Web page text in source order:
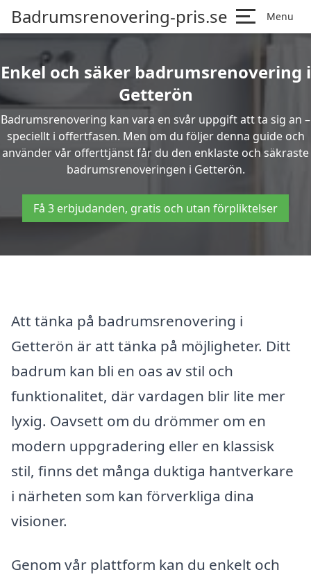
Badrumsrenovering-pris.se Menu
Enkel och säker badrumsrenovering i
Getterön
Badrumsrenovering kan vara en svår uppgift att ta sig an –
speciellt i offertfasen. Men om du följer denna guide och
använder vår offerttjänst får du den enklaste och säkraste
badrumsrenoveringen i Getterön.
Få 3 erbjudanden, gratis och utan förpliktelser
Att tänka på badrumsrenovering i
Getterön är att tänka på möjligheter. Ditt
badrum kan bli en oas av stil och
funktionalitet, där vardagen blir lite mer
lyxig. Oavsett om du drömmer om en
modern uppgradering eller en klassisk
stil, finns det många duktiga hantverkare
i närheten som kan förverkliga dina
visioner.
Genom vår plattform kan du enkelt och